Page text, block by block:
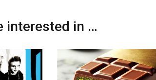
interested in …